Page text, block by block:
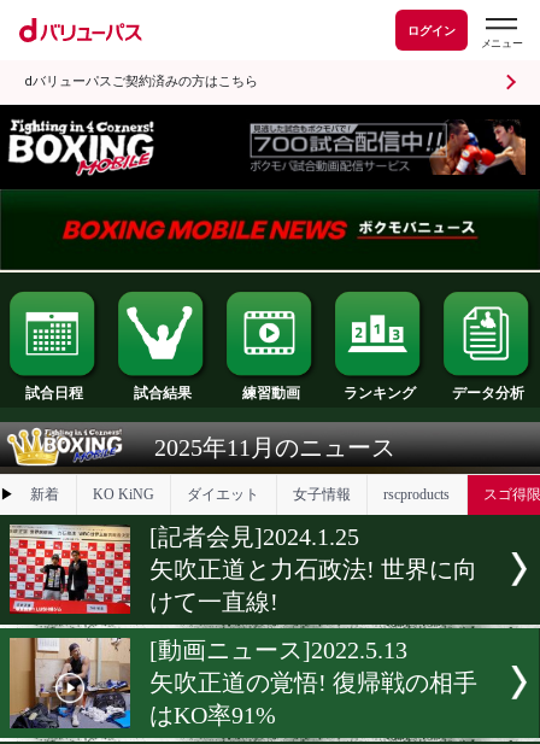
ログイン
dバリューパスご契約済みの方はこちら
試合日程 試合結果 練習動画 ランキング
2025年11月のニュース
▶ 新着 KO KiNG ダイエット
[記者会見]2024.1.25
矢吹正道と力石政法! 世界
けて一直線!